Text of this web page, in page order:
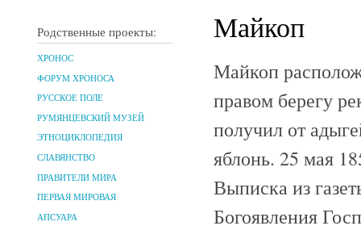
Родственные проекты:
ХРОНОС
ФОРУМ ХРОНОСА
РУССКОЕ ПОЛЕ
РУМЯНЦЕВСКИЙ МУЗЕЙ
ЭТНОЦИКЛОПЕДИЯ
СЛАВЯНСТВО
ПРАВИТЕЛИ МИРА
ПЕРВАЯ МИРОВАЯ
АПСУАРА
Майкоп
Майкоп
правом берегу
получил от
яблонь. 25 мая
Выписка из
Богоявления